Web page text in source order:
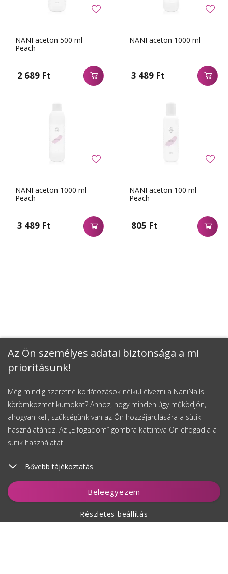
Az Ön személyes adatai biztonsága a mi
prioritásunk!
Még mindig szeretné korlátozások nélkül élvezni a NaniNails
körömkozmetikumokat? Ahhoz, hogy minden úgy működjön,
ahogyan kell, szükségünk van az Ön hozzájárulására a sütik
használatához. Az „Elfogadom” gombra kattintva Ön elfogadja a
sütik használatát.
Bővebb tájékoztatás
Beleegyezem
Részletes beállítás
NANI aceton 500 ml –
Peach
2 689 Ft
NANI aceton 1000 ml
3 489 Ft
NANI aceton 1000 ml –
Peach
3 489 Ft
NANI aceton 100 ml –
Peach
805 Ft